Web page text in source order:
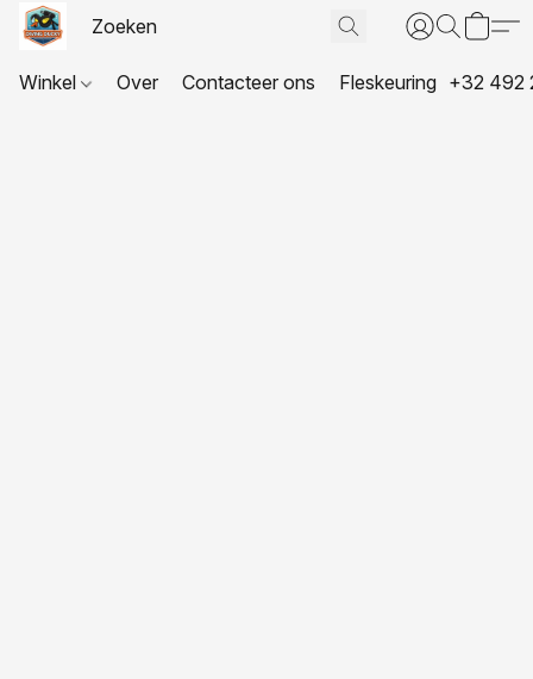
Winkel Over Contacteer ons Fleskeuring +32 492